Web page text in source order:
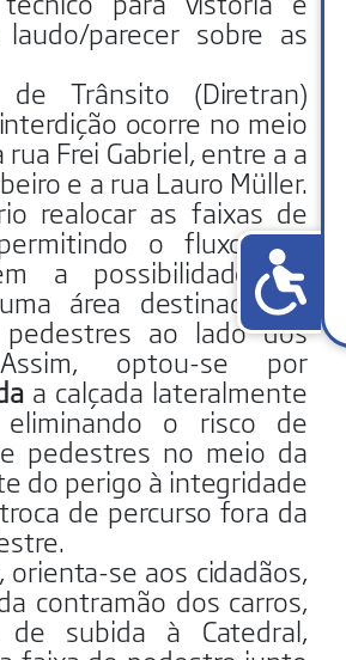
parecer sobre as
Trânsito (Diretran)
ocorre no meio
Frei Gabriel, entre a a
e a rua Lauro Müller.
realocar as faixas de
o fluxo dos
a possibilidade de
área destinada ao
ao lado dos
optou-se por
a calçada lateralmente
o risco de
pedestres no meio da
do perigo à integridade
de percurso fora da
orienta-se aos cidadãos,
contramão dos carros,
de subida à Catedral,